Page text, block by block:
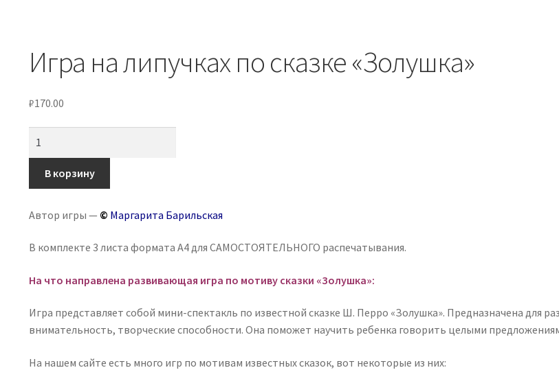
Игра на липучках по сказке «Золушка»
₽170.00
Игра
на
по
"Золушка"
В корзину
Автор игры — © Маргарита Барильская
В комплекте 3 листа формата А4 для САМОСТОЯТЕЛЬНОГО распечатывания.
На что направлена развивающая игра по мотиву сказки «Золушка»:
Игра представляет собой мини-спектакль по известной сказке Ш. Перро «Золушка». Предназначена для
внимательность, творческие способности. Она поможет научить ребенка говорить целыми
На нашем сайте есть много игр по мотивам известных сказок, вот некоторые из них: